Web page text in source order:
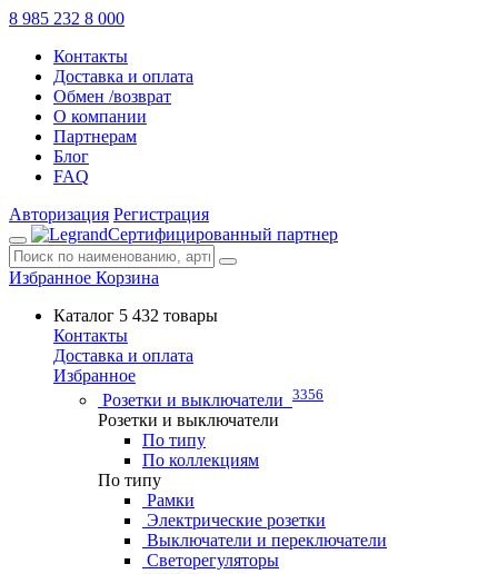
8 985 232 8 000
Контакты
Доставка и оплата
Обмен /возврат
О компании
Партнерам
Блог
FAQ
Авторизация Регистрация
Сертифицированный партнер
Избранное Корзина
Каталог 5 432 товары
Контакты
Доставка и оплата
Избранное
Розетки и выключатели 3356
Розетки и выключатели
По типу
По коллекциям
По типу
Рамки
Электрические розетки
Выключатели и переключатели
Светорегуляторы